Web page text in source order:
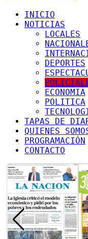
INICIO
NOTICIAS
LOCALES
DEPORTES
ECONOMIA
POLITICA
TAPAS DE
QUIENES
PROGRAMACIÓN
CONTACTO